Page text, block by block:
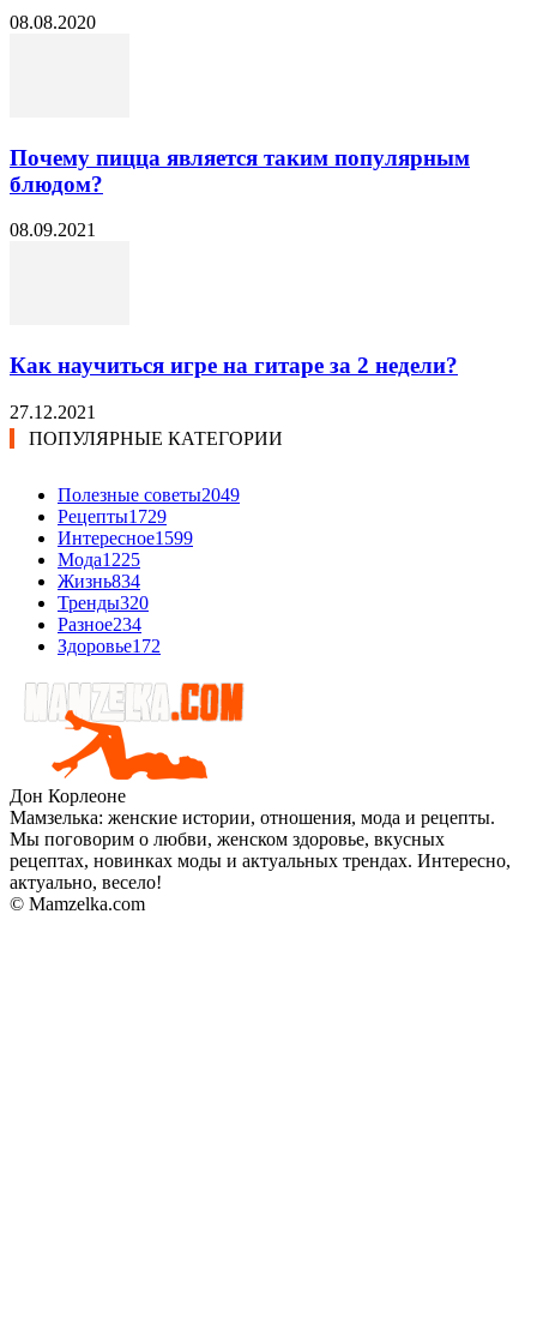
08.08.2020
Почему пицца является таким популярным
блюдом?
08.09.2021
Как научиться игре на гитаре за 2 недели?
27.12.2021
ПОПУЛЯРНЫЕ КАТЕГОРИИ
Полезные советы2049
Рецепты1729
Интересное1599
Мода1225
Жизнь834
Тренды320
Разное234
Здоровье172
Дон Корлеоне
Мамзелька: женские истории, отношения, мода и рецепты.
Мы поговорим о любви, женском здоровье, вкусных
рецептах, новинках моды и актуальных трендах. Интересно,
актуально, весело!
© Mamzelka.com